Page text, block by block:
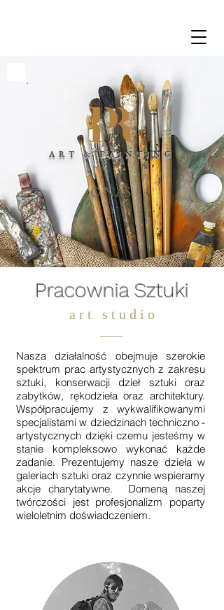
ART & PAINTING
O NAS
Pracownia Sztuki
a r t s t u d i o
Nasza działalność obejmuje szerokie
spektrum prac artystycznych z zakresu
sztuki, konserwacji dzieł sztuki oraz
zabytków, rękodzieła oraz architektury.
Współpracujemy z wykwalifikowanymi
specjalistami w dziedzinach techniczno -
artystycznych dzięki czemu jesteśmy w
stanie kompleksowo wykonać każde
zadanie. Prezentujemy nasze dzieła w
galeriach sztuki oraz czynnie wspieramy
akcje charytatywne. Domeną naszej
twórczości jest profesjonalizm poparty
wieloletnim doświadczeniem.